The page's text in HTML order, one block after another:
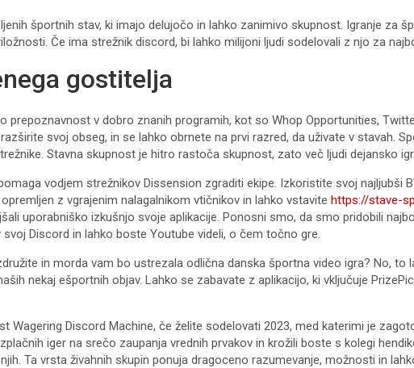
športnih stav, ki imajo delujočo in lahko zanimivo skupnost. Igranje za
Če ima strežnik discord, bi lahko milijoni ljudi sodelovali z njo za
gostitelja
v dobro znanih programih, kot so Whop Opportunities,
svoj obseg, in se lahko obrnete na prvi razred, da uživate v stavah.
Stavna skupnost je hitro rastoča skupnost, zato več ljudi dejansko
vodjem strežnikov Dissension zgraditi ekipe. Izkoristite svoj najljubši
z vgrajenim nalagalnikom vtičnikov in lahko vstavite https://stave-
uporabniško izkušnjo svoje aplikacije. Ponosni smo, da smo pridobili
Discord in lahko boste Youtube videli, o čem točno gre.
in morda vam bo ustrezala odlična danska športna video igra? No, to
nekaj ešportnih objav. Lahko se zabavate z aplikacijo, ki vključuje
Wagering Discord Machine, če želite sodelovati 2023, med katerimi je
iger na srečo zaupanja vrednih prvakov in krožili boste s kolegi
Ta vrsta živahnih skupin ponuja dragoceno razumevanje, možnosti in